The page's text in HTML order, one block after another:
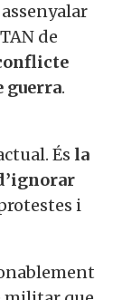
de
guerra.
És la
i